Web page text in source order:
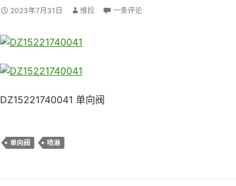
2023年7月31日 维拉 一条评论
DZ15221740041 单向阀
单向阀 喷淋